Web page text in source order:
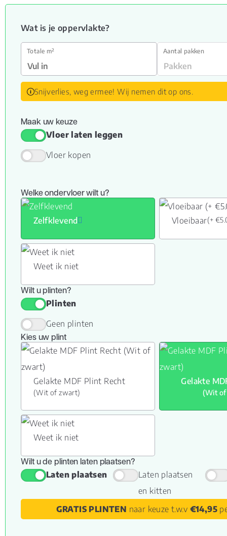
Wat is je oppervlakte?
Totale m² Aantal pakken
Snijverlies, weg ermee! Wij nemen dit op ons.
Maak uw keuze
Vloer laten leggen
Vloer kopen
Welke ondervloer wilt u?
Zelfklevend Vloeibaar(+
Weet ik niet
Wilt u plinten?
Plinten
Geen plinten
Kies uw plint
Gelakte MDF Plint Recht
(Wit of zwart)
Gelakte
(Wit
Weet ik niet
Wilt u de plinten laten plaatsen?
Laten plaatsen
Laten plaatsen
en kitten
GRATIS PLINTEN naar keuze t.w.v €14,95